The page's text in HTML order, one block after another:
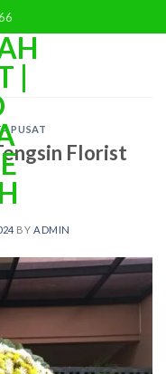
PUSAT
Florist
BY ADMIN